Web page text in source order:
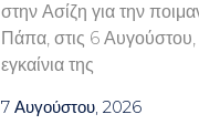
στην Ασίζη για την
Πάπα, στις 6 Αυγούστου,
εγκαίνια της
7 Αυγούστου, 2026